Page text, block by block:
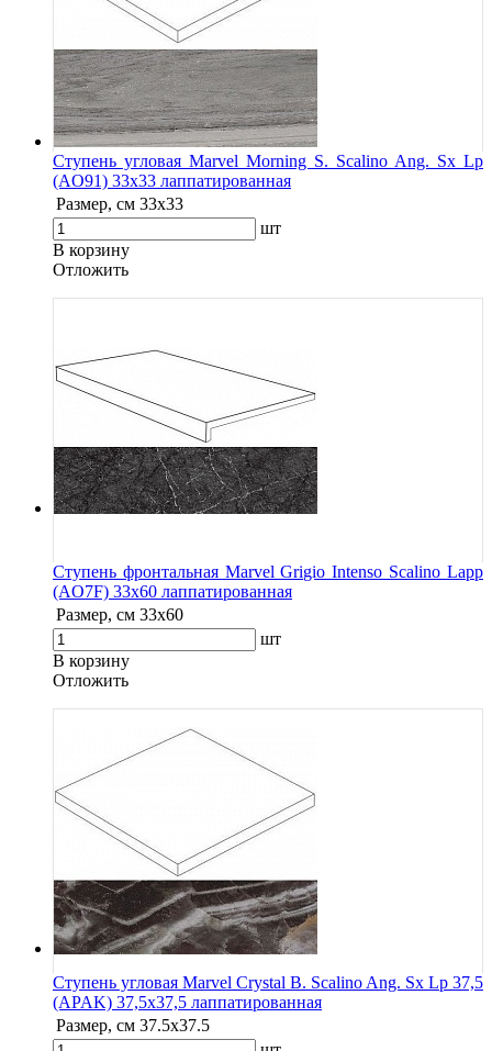
Ступень угловая Marvel Morning S. Scalino Ang. Sx Lp
(AO91) 33x33 лаппатированная
Размер, см 33x33
шт
В корзину
Oтложить
Ступень фронтальная Marvel Grigio Intenso Scalino Lapp
(AO7F) 33x60 лаппатированная
Размер, см 33x60
шт
В корзину
Oтложить
Ступень угловая Marvel Crystal B. Scalino Ang. Sx Lp 37,5
(APAK) 37,5x37,5 лаппатированная
Размер, см 37.5x37.5